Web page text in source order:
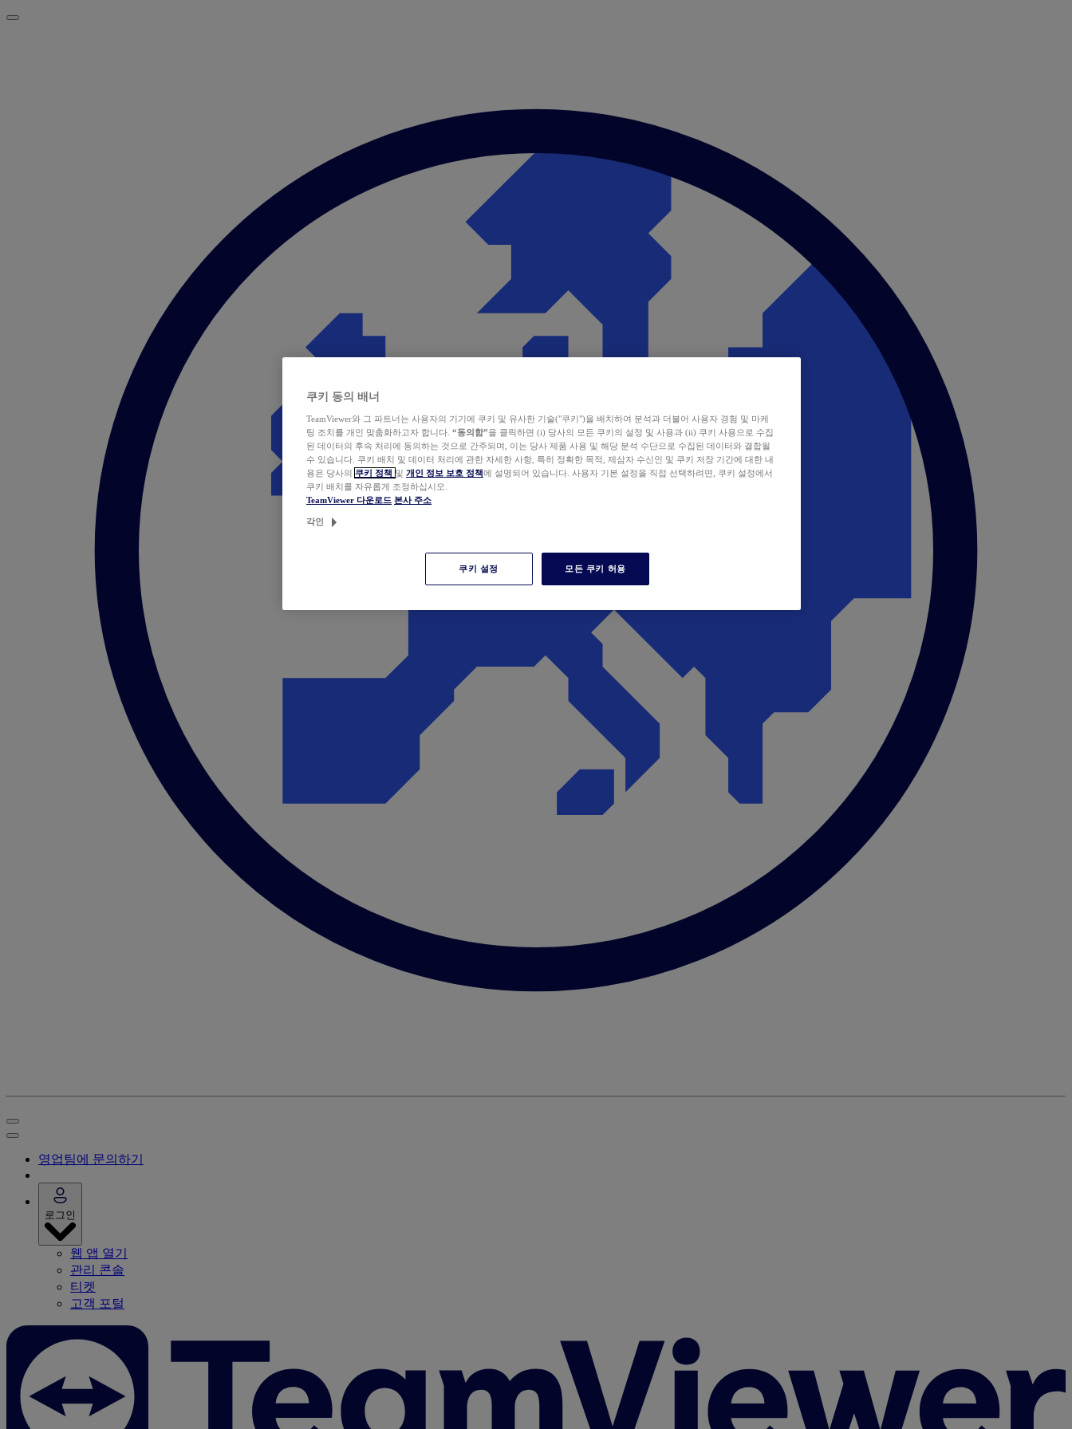
영업팀에 문의하기
로그인
웹 앱 열기
관리 콘솔
티켓
고객 포털
쿠키 동의 배너
TeamViewer와 그 파트너는 사용자의 기기에 쿠키 및 유사한 기술("쿠키")을 배치하여 분석과 더불어 사용자 경험 및 마케
팅 조치를 개인 맞춤화하고자 합니다. “동의함”을 클릭하면 (i) 당사의 모든 쿠키의 설정 및 사용과 (ii) 쿠키 사용으로 수집
된 데이터의 후속 처리에 동의하는 것으로 간주되며, 이는 당사 제품 사용 및 해당 분석 수단으로 수집된 데이터와 결합될
수 있습니다. 쿠키 배치 및 데이터 처리에 관한 자세한 사항, 특히 정확한 목적, 제삼자 수신인 및 쿠키 저장 기간에 대한 내
용은 당사의 쿠키 정책 및 개인 정보 보호 정책에 설명되어 있습니다. 사용자 기본 설정을 직접 선택하려면, 쿠키 설정에서
쿠키 배치를 자유롭게 조정하십시오.
TeamViewer 다운로드 본사 주소
각인
쿠키 설정 모든 쿠키 허용